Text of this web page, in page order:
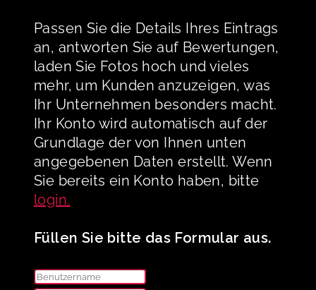
Passen Sie die Details Ihres Eintrags
an, antworten Sie auf Bewertungen,
laden Sie Fotos hoch und vieles
mehr, um Kunden anzuzeigen, was
Ihr Unternehmen besonders macht.
Ihr Konto wird automatisch auf der
Grundlage der von Ihnen unten
angegebenen Daten erstellt. Wenn
Sie bereits ein Konto haben, bitte
login.
Füllen Sie bitte das Formular aus.